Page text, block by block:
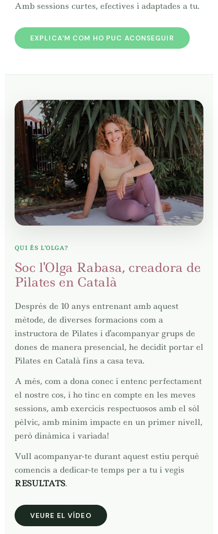
Amb sessions curtes, efectives i adaptades a tu.
EXPLICA'M COM HO PUC ACONSEGUIR
QUI ÉS L'OLGA?
Soc l'Olga Rabasa, creadora de
Pilates en Català
Després de 10 anys entrenant amb aquest
mètode, de diverses formacions com a
instructora de Pilates i d'acompanyar grups de
dones de manera presencial, he decidit portar el
Pilates en Català fins a casa teva.
A més, com a dona conec i entenc perfectament
el nostre cos, i ho tinc en compte en les meves
sessions, amb exercicis respectuosos amb el sòl
pèlvic, amb mínim impacte en un primer nivell,
però dinàmica i variada!
Vull acompanyar-te durant aquest estiu perquè
comencis a dedicar-te temps per a tu i vegis
RESULTATS.
VEURE EL VÍDEO